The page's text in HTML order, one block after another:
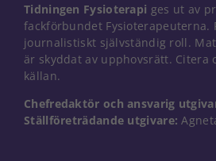
Tidningen Fysioterapi ges ut av
fackförbundet Fysioterapeuterna.
journalistiskt självständig roll.
är skyddat av upphovsrätt. Citera
källan.
Chefredaktör och ansvarig
Ställföreträdande utgivare: